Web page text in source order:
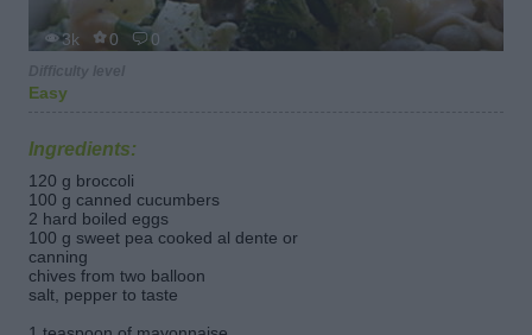
3k 0 0
Easy
Ingredients:
120 g broccoli
100 g canned cucumbers
2 hard boiled eggs
100 g sweet pea cooked al dente or
canning
chives from two balloon
salt, pepper to taste